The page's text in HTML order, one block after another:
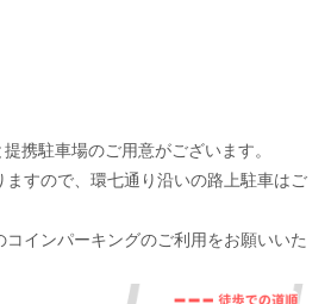
携駐車場のご用意がございます。
すので、環七通り沿いの路上駐車はご
インパーキングのご利用をお願いいた